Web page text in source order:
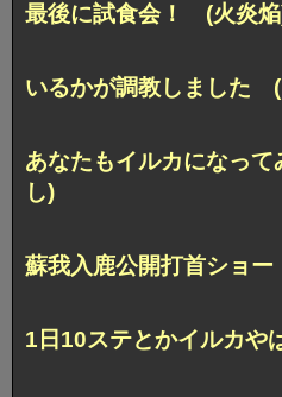
最後に試食会！ (火炎
いるかが調教しました
あなたもイルカになっ
し)
蘇我入鹿公開打首ショ
1日10ステとかイルカ